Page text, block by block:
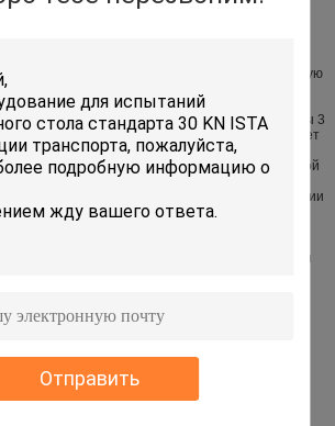
Отправить
разбивочная имеет высокую статическую
жесткость, сильную пропускную
проведение на изменении амплитуды
класса высокой эффективности д, течение сигмы 3
самый точный расход энергии и уменьшает
с блокировкой безопасности, высокой
воздушной подушки для платформы вибрации
учреждения, идеального
колебательного движения и уменьшает
и вертикальную платформу расширения
резонансного вибратора